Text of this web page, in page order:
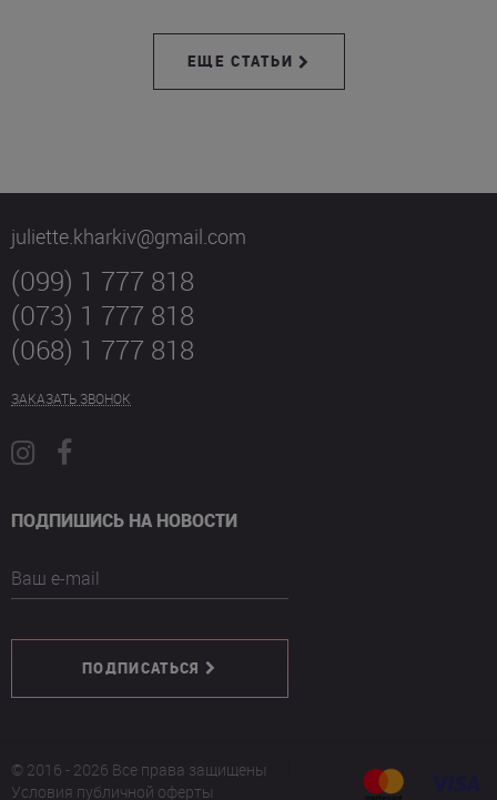
ЕЩЕ СТАТЬИ
juliette.kharkiv@gmail.com
(099) 1 777 818
(073) 1 777 818
(068) 1 777 818
ЗАКАЗАТЬ ЗВОНОК
ПОДПИШИСЬ НА НОВОСТИ
Ваш e-mail
ПОДПИСАТЬСЯ
© 2016 - 2026 Все права защищены
Условия публичной оферты